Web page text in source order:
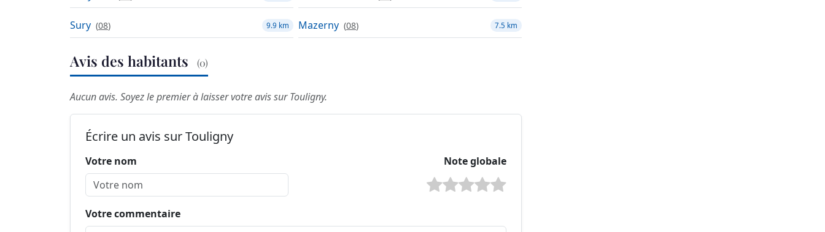
Sury (08) 9.9 km Mazerny (08) 7.5 km
Avis des habitants (0)
Aucun avis. Soyez le premier à laisser votre avis sur Touligny.
Écrire un avis sur Touligny
Votre nom Note globale
Votre commentaire